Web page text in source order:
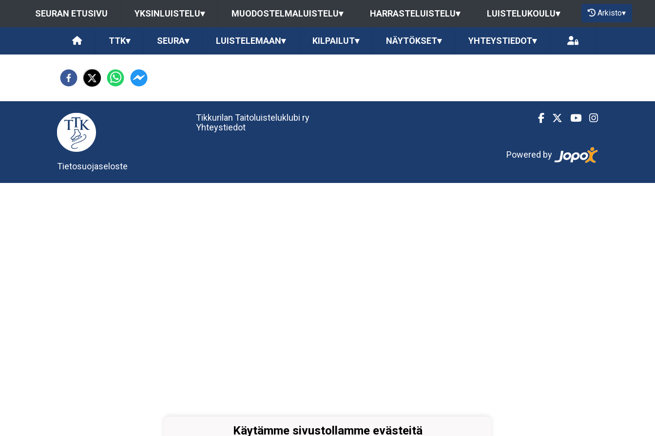
SEURAN ETUSIVU YKSINLUISTELU▾ MUODOSTELMALUISTELU▾ HARRASTELUISTELU▾ LUISTELUKOULU▾ Arkisto▾
TTK▾ SEURA▾ LUISTELEMAAN▾ KILPAILUT▾ NÄYTÖKSET▾ YHTEYSTIEDOT▾
Tietosuojaseloste
Tikkurilan Taitoluisteluklubi ry
Yhteystiedot
Powered by
Käytämme sivustollamme evästeitä